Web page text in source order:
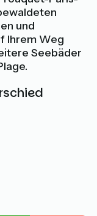
und
Ihrem Weg
Seebäder